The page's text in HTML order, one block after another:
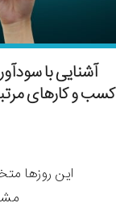
آشنایی با
کسب و کارهای
این روزها